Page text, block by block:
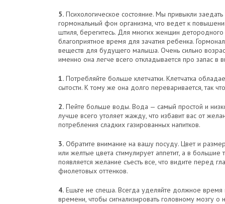
5. Психологическое состояние. Мы привыкли
гормональный фон организма, что ведет к
штиля, берегитесь. Для многих женщин
благоприятное время для зачатия ребенка.
веществ для будущего малыша. Очень сильно
именно она легче всего откладывается про запас в
1. Потребляйте больше клетчатки. Клетчатка
сытости. К тому же она долго переваривается, так
2. Пейте больше воды. Вода — самый простой и
лучше всего утоляет жажду, что избавит вас от
потребления сладких газированных напитков.
3. Обратите внимание на вашу посуду. Цвет и
или желтые цвета стимулирует аппетит, а в
появляется желание съесть все, что видите перед
фиолетовых оттенков.
4. Ешьте не спеша. Всегда уделяйте должное
времени, чтобы сигнализировать головному мозгу о